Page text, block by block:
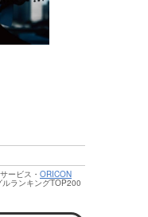
ービス・ ORICON
ランキングTOP200